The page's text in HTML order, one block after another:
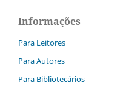
Informações
Para Leitores
Para Autores
Para Bibliotecários